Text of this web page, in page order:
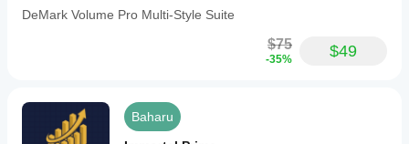
DeMark Volume Pro Multi-Style Suite
$75
-35% $49
Baharu